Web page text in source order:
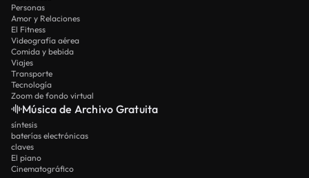
Personas
Amor y Relaciones
El Fitness
Videografía aérea
Comida y bebida
Viajes
Transporte
Tecnología
Zoom de fondo virtual
Música de Archivo Gratuita
síntesis
baterías electrónicas
claves
El piano
Cinematográfico